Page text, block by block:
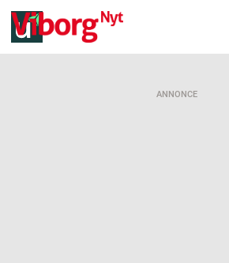
ANNONCE